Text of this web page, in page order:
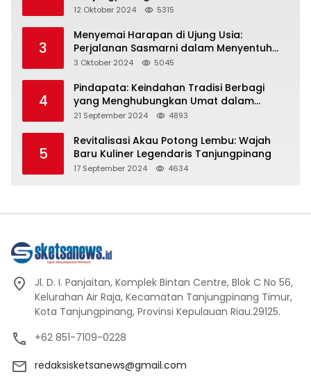
Representasi
12 Oktober 2024 5315
3
Menyemai Harapan di Ujung Usia:
Perjalanan Sasmarni dalam Menyentuh
Hati dan Jiwa
3 Oktober 2024 5045
4
Pindapata: Keindahan Tradisi Berbagi
yang Menghubungkan Umat dalam
Spiritualitas dan Kebersamaan dalam
21 September 2024 4893
5
Revitalisasi Akau Potong Lembu: Wajah
Baru Kuliner Legendaris Tanjungpinang
17 September 2024 4634
Jl. D. I. Panjaitan, Komplek Bintan Centre, Blok C No 56,
Kelurahan Air Raja, Kecamatan Tanjungpinang Timur,
Kota Tanjungpinang, Provinsi Kepulauan Riau.29125.
+62 851-7109-0228
redaksisketsanews@gmail.com